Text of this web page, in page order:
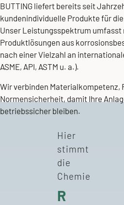
BUTTING liefert bereits seit
kundenindividuelle Produkte für
Unser Leistungsspektrum
Produktlösungen aus
nach einer Vielzahl an
ASME, API, ASTM u. a.).
Wir verbinden Materialkompetenz,
Normensicherheit, damit Ihre
betriebssicher bleiben.
Hier
stimmt
die
Chemie
R